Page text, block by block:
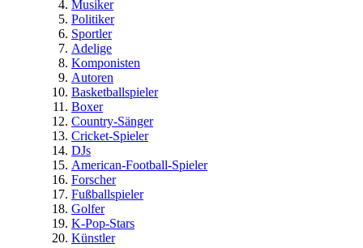
Musiker
Politiker
Sportler
Adelige
Komponisten
Autoren
Basketballspieler
Boxer
Country-Sänger
Cricket-Spieler
DJs
American-Football-Spieler
Forscher
Fußballspieler
Golfer
K-Pop-Stars
Künstler